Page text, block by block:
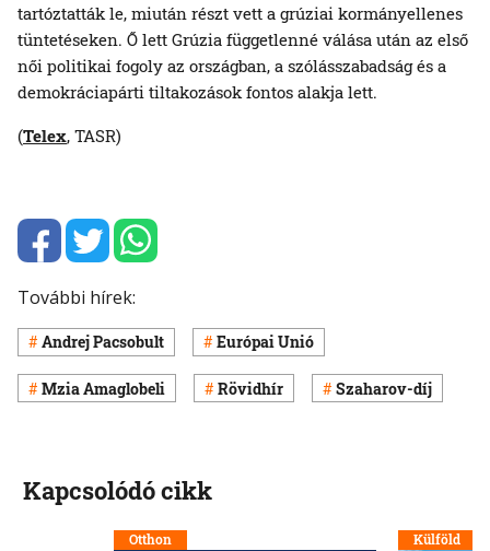
tartóztatták le, miután részt vett a grúziai kormányellenes
tüntetéseken. Ő lett Grúzia függetlenné válása után az első
női politikai fogoly az országban, a szólásszabadság és a
demokráciapárti tiltakozások fontos alakja lett.
(Telex, TASR)
További hírek:
Andrej Pacsobult Európai Unió
Mzia Amaglobeli Rövidhír Szaharov-díj
Kapcsolódó cikk
Otthon Külföld